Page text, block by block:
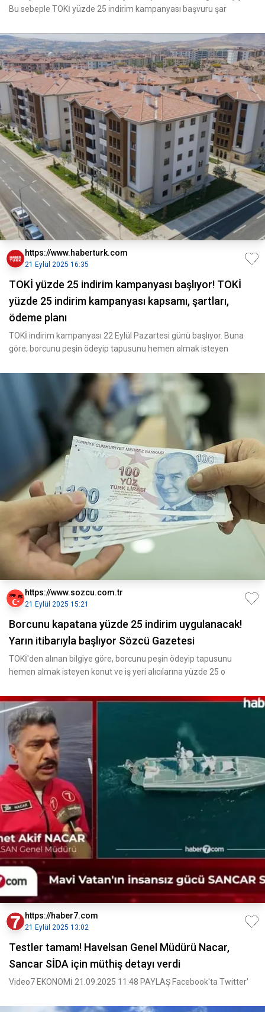
Bu sebeple TOKİ yüzde 25 indirim kampanyası başvuru şar
https://www.haberturk.com
21 Eylül 2025 16:35
TOKİ yüzde 25 indirim kampanyası başlıyor! TOKİ
yüzde 25 indirim kampanyası kapsamı, şartları,
ödeme planı
TOKİ indirim kampanyası 22 Eylül Pazartesi günü başlıyor. Buna
göre; borcunu peşin ödeyip tapusunu hemen almak isteyen
https://www.sozcu.com.tr
21 Eylül 2025 15:21
Borcunu kapatana yüzde 25 indirim uygulanacak!
Yarın itibarıyla başlıyor Sözcü Gazetesi
TOKİ'den alınan bilgiye göre, borcunu peşin ödeyip tapusunu
hemen almak isteyen konut ve iş yeri alıcılarına yüzde 25 o
https://haber7.com
21 Eylül 2025 13:02
Testler tamam! Havelsan Genel Müdürü Nacar,
Sancar SİDA için müthiş detayı verdi
Video7 EKONOMİ 21.09.2025 11:48 PAYLAŞ Facebook'ta Twitter'